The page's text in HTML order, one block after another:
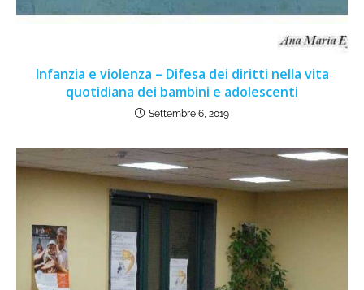
Infanzia e violenza – Difesa dei diritti nella vita
quotidiana dei bambini e adolescenti
Settembre 6, 2019